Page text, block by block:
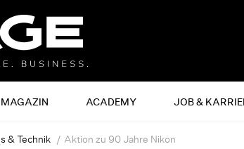
MAGAZIN ACADEMY JOB &
& Technik Aktion zu 90 Jahre Nikon